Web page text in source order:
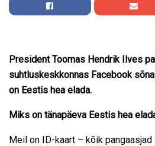
President Toomas Hendrik Ilves
suhtluskeskkonnas Facebook
on Eestis hea elada.
Miks on tänapäeva Eestis hea
Meil on ID-kaart – kõik